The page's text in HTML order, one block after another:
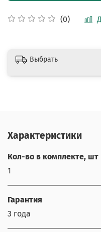
(0)
Выбрать
Характеристики
Кол-во в комплекте, шт
1
Гарантия
3 года